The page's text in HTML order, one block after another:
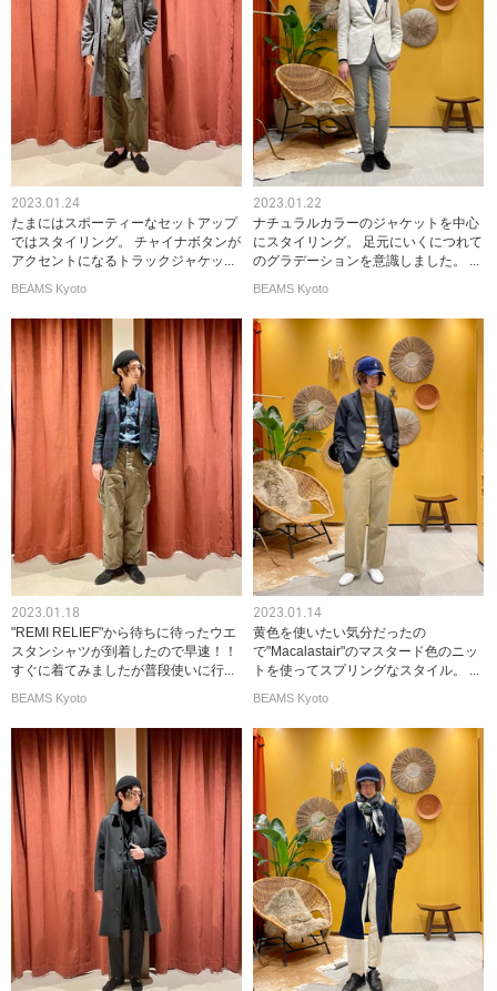
2023.01.24
たまにはスポーティーなセットアップ
ではスタイリング。 チャイナボタンが
アクセントになるトラックジャケッ...
BEAMS Kyoto
2023.01.22
ナチュラルカラーのジャケットを中心
にスタイリング。 足元にいくにつれて
のグラデーションを意識しました。 ...
BEAMS Kyoto
2023.01.18
"REMI RELIEF"から待ちに待ったウエ
スタンシャツが到着したので早速！！
すぐに着てみましたが普段使いに行...
BEAMS Kyoto
2023.01.14
黄色を使いたい気分だったの
で"Macalastair"のマスタード色のニッ
トを使ってスプリングなスタイル。 ...
BEAMS Kyoto